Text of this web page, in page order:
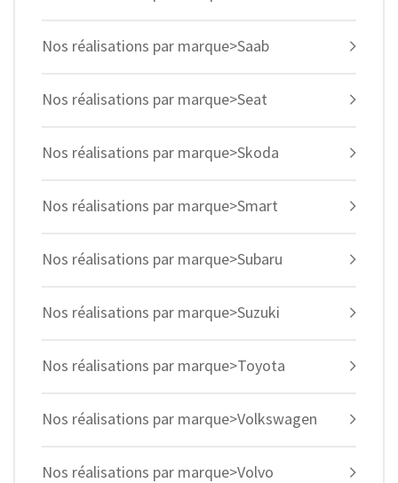
Nos réalisations par marque>Saab
Nos réalisations par marque>Seat
Nos réalisations par marque>Skoda
Nos réalisations par marque>Smart
Nos réalisations par marque>Subaru
Nos réalisations par marque>Suzuki
Nos réalisations par marque>Toyota
Nos réalisations par marque>Volkswagen
Nos réalisations par marque>Volvo